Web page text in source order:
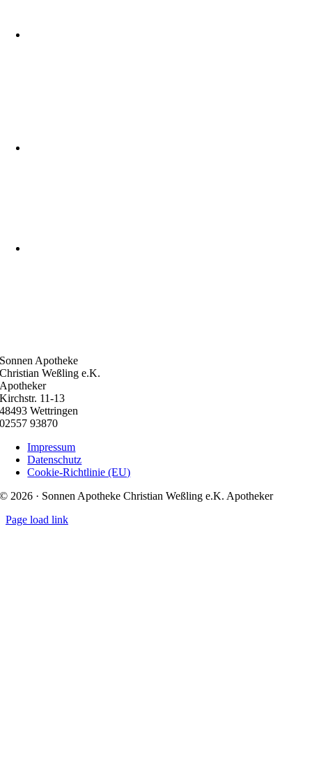
Sonnen Apotheke
Christian Weßling e.K.
Apotheker
Kirchstr. 11-13
48493 Wettringen
02557 93870
Impressum
Datenschutz
Cookie-Richtlinie (EU)
© 2026 · Sonnen Apotheke Christian Weßling e.K. Apotheker
Page load link